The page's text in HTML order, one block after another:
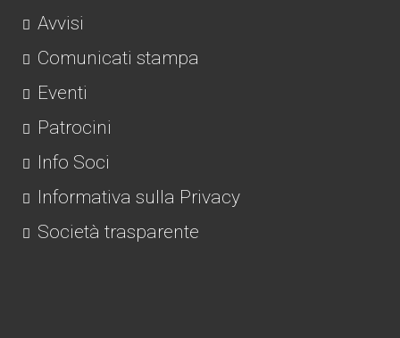
Avvisi
Comunicati stampa
Eventi
Patrocini
Info Soci
Informativa sulla Privacy
Società trasparente